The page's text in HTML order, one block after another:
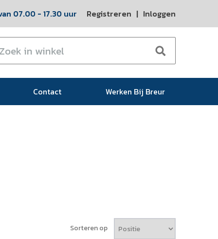
07.00 - 17.30 uur Registreren | Inloggen
Contact Werken Bij Breur
Sorteren op